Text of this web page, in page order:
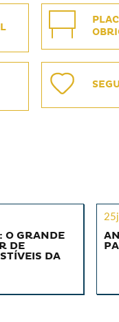
O GRANDE
DE
DA